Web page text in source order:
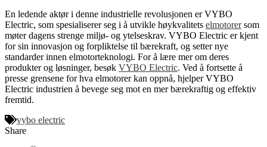
En ledende aktør i denne industrielle revolusjonen er VYBO
Electric, som spesialiserer seg i å utvikle høykvalitets elmotorersom
møter dagens strenge miljø- og ytelseskrav. VYBO Electric er kjent
for sin innovasjon og forpliktelse til bærekraft, og setter nye
standarder innen elmotorteknologi. For å lære mer om deres
produkter og løsninger, besøk VYBO Electric. Ved å fortsette å
presse grensene for hva elmotorer kan oppnå, hjelper VYBO
Electric industrien å bevege seg mot en mer bærekraftig og effektiv
fremtid.
vybo electric
Share